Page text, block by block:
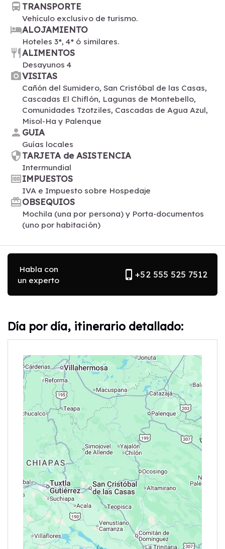
directions_bus TRANSPORTE
Vehículo exclusivo de turismo.
hotelALOJAMIENTO
Hoteles 3*, 4* ó similares.
restaurant ALIMENTOS
Desayunos 4
photo_cameraVISITAS
Cañón del Sumidero, San Cristóbal de las Casas,
Cascadas El Chiflón, Lagunas de Montebello,
Comunidades Tzotziles, Cascadas de Agua Azul,
Misol-Ha y Palenque
person GUIA
Guías locales
securityTARJETA de ASISTENCIA
Intermundial
moneyIMPUESTOS
IVA e Impuesto sobre Hospedaje
card_giftcardOBSEQUIOS
Mochila (una por persona) y Porta-documentos
(uno por habitación)
Habla con
un experto
phone_iphone+52 555 525 7512
Día por día, itinerario detallado: